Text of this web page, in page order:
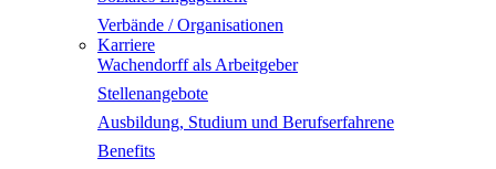
Verbände / Organisationen
Karriere
Wachendorff als Arbeitgeber
Stellenangebote
Ausbildung, Studium und Berufserfahrene
Benefits